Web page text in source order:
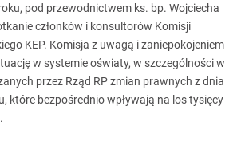
pod przewodnictwem ks. bp. Wojciecha
członków i konsultorów Komisji
KEP. Komisja z uwagą i zaniepokojeniem
w systemie oświaty, w szczególności w
przez Rząd RP zmian prawnych z dnia
które bezpośrednio wpływają na los tysięcy